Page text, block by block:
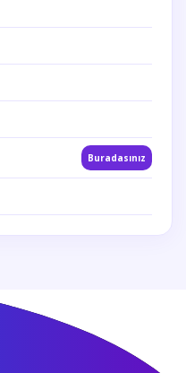
Buradasınız